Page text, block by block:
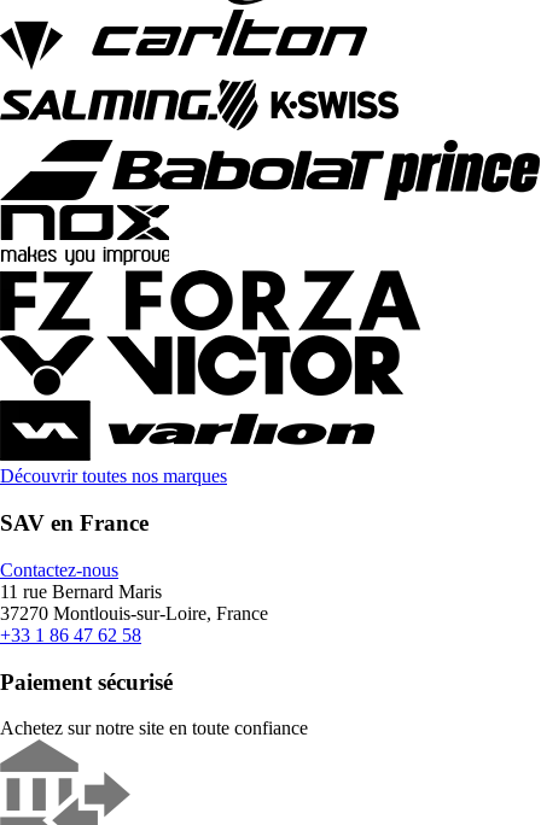
Découvrir toutes nos marques
SAV en France
Contactez-nous
11 rue Bernard Maris
37270 Montlouis-sur-Loire, France
+33 1 86 47 62 58
Paiement sécurisé
Achetez sur notre site en toute confiance